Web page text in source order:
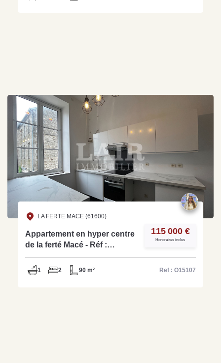
LA FERTE MACE (61600)
Appartement en hyper centre
de la ferté Macé - Réf :
O15107
115 000 €
Honoraires inclus
1 2 90 m² Ref : O15107